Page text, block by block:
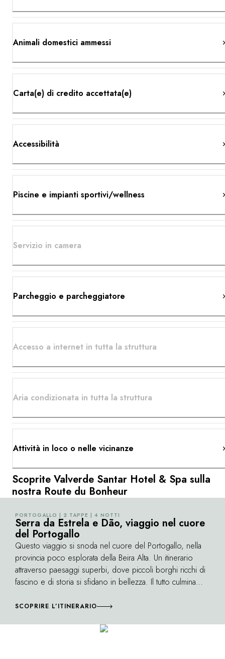
Animali domestici ammessi
Carta(e) di credito accettata(e)
Accessibilità
Piscine e impianti sportivi/wellness
Servizio in camera
Parcheggio e parcheggiatore
Accesso a internet in tutta la struttura
Aria condizionata in tutta la struttura
Attività in loco o nelle vicinanze
Scoprite Valverde Santar Hotel & Spa sulla
nostra Route du Bonheur
©
PORTOGALLO | 2 TAPPE | 4 NOTTI
Serra da Estrela e Dão, viaggio nel cuore
del Portogallo
Questo viaggio si snoda nel cuore del Portogallo, nella
provincia poco esplorata della Beira Alta. Un itinerario
attraverso paesaggi superbi, dove piccoli borghi ricchi di
fascino e di storia si sfidano in bellezza. Il tutto culmina
Dão.
SCOPRIRE L’ITINERARIO